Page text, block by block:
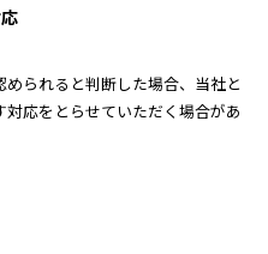
られると判断した場合、当社と
応をとらせていただく場合があ